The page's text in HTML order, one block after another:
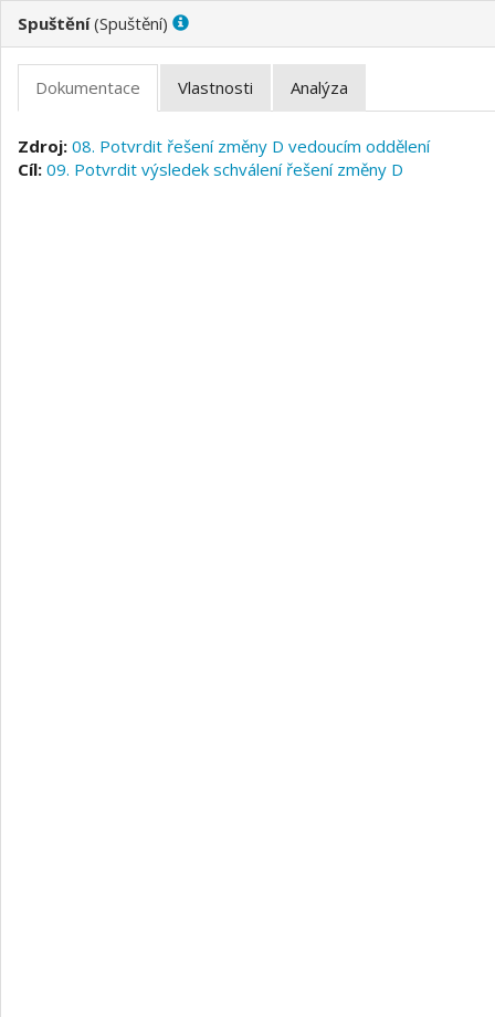
( )
08. Potvrdit řešení změny D vedoucím oddělení
09. Potvrdit výsledek schválení řešení změny D